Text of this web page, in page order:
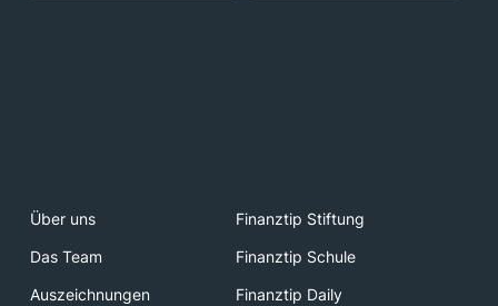
Über uns
Finanztip Stiftung
Das Team
Finanztip Schule
Auszeichnungen
Finanztip Daily